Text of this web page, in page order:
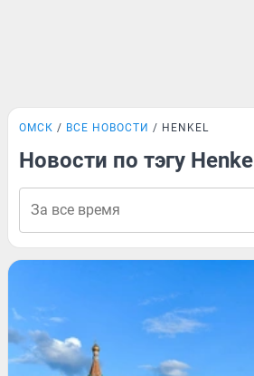
ОМСК ВСЕ НОВОСТИ HENKEL
Новости по тэгу Henkel